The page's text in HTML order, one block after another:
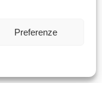
Preferenze